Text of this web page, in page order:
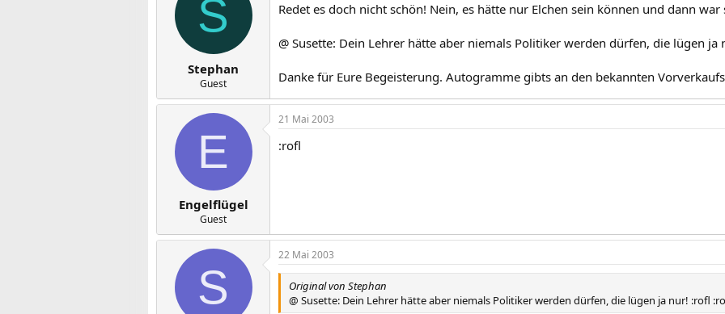
S
Stephan
Guest
Redet es doch nicht schön! Nein, es hätte nur Elchen sein können und dann war
@ Susette: Dein Lehrer hätte aber niemals Politiker werden dürfen, die lügen ja
Danke für Eure Begeisterung. Autogramme gibts an den bekannten
E
Engelflügel
Guest
21 Mai 2003
:rofl
S
22 Mai 2003
Original von Stephan
@ Susette: Dein Lehrer hätte aber niemals Politiker werden dürfen, die lügen ja nur! :rofl